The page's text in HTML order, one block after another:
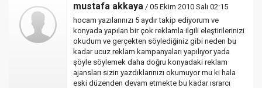
mustafa akkaya / 05 Ekim 2010 Salı 02:15
hocam yazılarınızı 5 aydır takip ediyorum ve
konyada yapılan bir çok reklamla ilgili eleştirilerinizi
okudum ve gerçekten söylediğiniz gibi neden bu
kadar ucuz reklam kampanyaları yapılıyor yada
şöyle söylemek daha doğru konyadaki reklam
ajansları sizin yazdıklarınızı okumuyor mu ki hala
eski düzenden devam etmekte bu kadar ısrarcı